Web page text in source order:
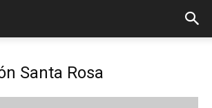
Santa Rosa